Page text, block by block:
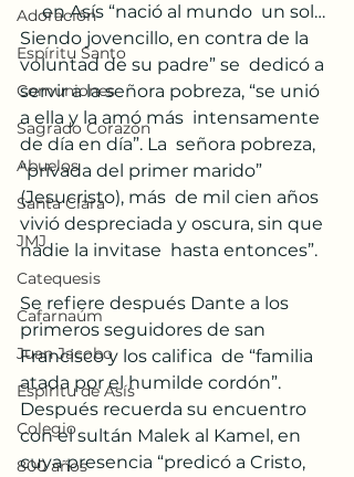
Adoración
Espíritu Santo
Comuniones
Sagrado Corazón
Abuelos
Santa Clara
JMJ
Catequesis
Cafarnaúm
Juan Jacobo
Espíritu de Asís
Colegio
800 años
     en Asís “nació al mundo  un sol…
Siendo jovencillo, en contra de la
voluntad de su padre” se  dedicó a
servir a la señora pobreza, “se unió
a ella y la amó más  intensamente
de día en día”. La  señora pobreza,
“privada del primer marido”
(Jesucristo), más  de mil cien años
vivió despreciada y oscura, sin que
nadie la invitase  hasta entonces”.
Se refiere después Dante a los
primeros seguidores de san
Francisco y los califica  de “familia
atada por el humilde cordón”.
Después recuerda su encuentro
con el sultán Malek al Kamel, en
cuya presencia “predicó a Cristo,